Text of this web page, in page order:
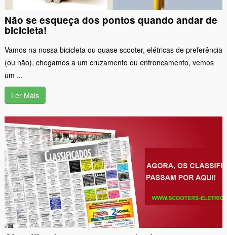
Não se esqueça dos pontos quando andar de
bicicleta!
Vamos na nossa bicicleta ou quase scooter, elétricas de preferência
(ou não), chegamos a um cruzamento ou entroncamento, vemos
um ...
Ler Mais